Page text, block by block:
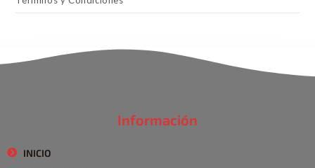
Información
INICIO